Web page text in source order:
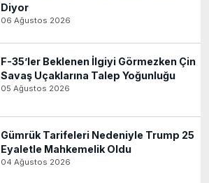
Diyor
06 Ağustos 2026
F-35’ler Beklenen İlgiyi Görmezken Çin
Savaş Uçaklarına Talep Yoğunluğu
05 Ağustos 2026
Gümrük Tarifeleri Nedeniyle Trump 25
Eyaletle Mahkemelik Oldu
04 Ağustos 2026